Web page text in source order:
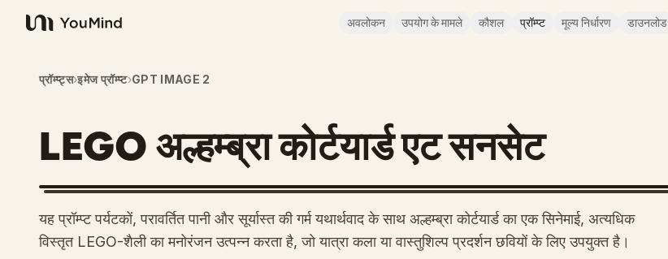
YouMind
अवलोकन उपयोग के मामले कौशल प्रॉम्प्ट मूल्य निर्धारण डाउनलोड
प्रॉम्प्ट्स›इमेज प्रॉम्प्ट›GPT IMAGE 2
LEGO अल्हम्ब्रा कोर्टयार्ड एट सनसेट
यह प्रॉम्प्ट पर्यटकों, परावर्तित पानी और सूर्यास्त की गर्म यथार्थवाद के साथ अल्हम्ब्रा कोर्टयार्ड का एक सिनेमाई, अत्यधिक
विस्तृत LEGO-शैली का मनोरंजन उत्पन्न करता है, जो यात्रा कला या वास्तुशिल्प प्रदर्शन छवियों के लिए उपयुक्त है।